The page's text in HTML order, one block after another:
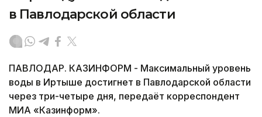
в Павлодарской области
ПАВЛОДАР. КАЗИНФОРМ - Максимальный уровень
воды в Иртыше достигнет в Павлодарской области
через три-четыре дня, передаёт корреспондент
МИА «Казинформ».